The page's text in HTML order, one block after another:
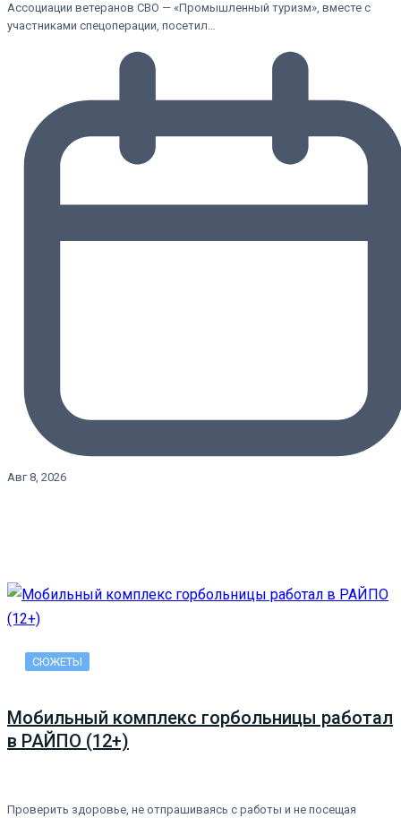
Ассоциации ветеранов СВО — «Промышленный туризм», вместе с
участниками спецоперации, посетил…
Авг 8, 2026
СЮЖЕТЫ
Мобильный комплекс горбольницы работал
в РАЙПО (12+)
Проверить здоровье, не отпрашиваясь с работы и не посещая